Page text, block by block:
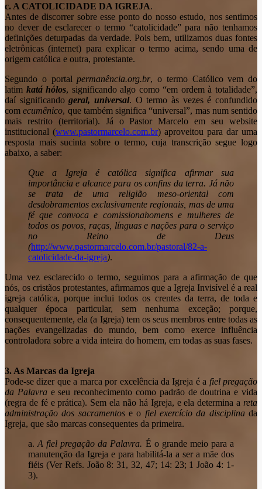
c. A CATOLICIDADE DA IGREJA.
Antes de discorrer sobre esse ponto do nosso estudo, nos sentimos
no dever de esclarecer o termo “catolicidade” para não tenhamos
definições deturpadas da verdade. Pois bem, utilizamos duas fontes
eletrônicas (internet) para explicar o termo acima, sendo uma de
origem católica e outra, protestante.
Segundo o portalpermanência.org.br, o termo Católico vem do
latim katá hólos, significando algo como “em ordem à totalidade”,
daí significandogeral, universal. O termo às vezes é confundido
comecumênico, que também significa “universal”, mas num sentido
mais restrito (territorial). Já o Pastor Marcelo em seu website
institucional (www.pastormarcelo.com.br) aproveitou para dar uma
resposta mais sucinta sobre o termo, cuja transcrição segue logo
abaixo, a saber:
Que a Igreja é católica significa afirmar sua
importância e alcance para os confins da terra. Já não
se trata de uma religião meso-oriental com
desdobramentos exclusivamente regionais, mas de uma
fé que convoca e comissionahomens e mulheres de
todos os povos, raças, línguas e nações para o serviço
no Reino de Deus
(http://www.pastormarcelo.com.br/pastoral/82-a-
catolicidade-da-igreja).
Uma vez esclarecido o termo, seguimos para a afirmação de que
nós, os cristãos protestantes, afirmamos que a Igreja Invisível é a real
igreja católica, porque inclui todos os crentes da terra, de toda e
qualquer época particular, sem nenhuma exceção; porque,
consequentemente, ela (a Igreja) tem os seus membros entre todas as
nações evangelizadas do mundo, bem como exerce influência
controladora sobre a vida inteira do homem, em todas as suas fases.
3. As Marcas da Igreja
Pode-se dizer que a marca por excelência da Igreja é a fiel pregação
da Palavrae seu reconhecimento como padrão de doutrina e vida
(regra de fé e prática). Sem ela não há Igreja, e ela determina a reta
administração dos sacramentose o fiel exercício da disciplinada
Igreja, que são marcas consequentes da primeira.
a.A fiel pregação da Palavra. É o grande meio para a
manutenção da Igreja e para habilitá-la a ser a mãe dos
fiéis (Ver Refs. João 8: 31, 32, 47; 14: 23; 1 João 4: 1-
3).